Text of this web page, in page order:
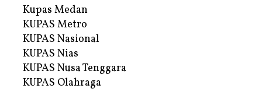
Kupas Medan
KUPAS Metro
KUPAS Nasional
KUPAS Nias
KUPAS Nusa Tenggara
KUPAS Olahraga